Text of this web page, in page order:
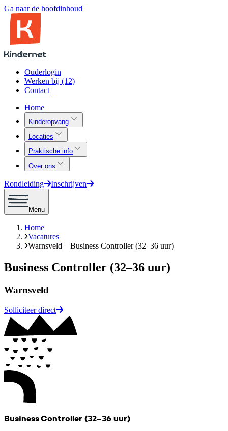
Ga naar de hoofdinhoud
Ouderlogin
Werken bij (12)
Contact
Home
Kinderopvang
Locaties
Praktische info
Over ons
Rondleiding Inschrijven
Menu
Home
Vacatures
Warnsveld – Business Controller (32–36 uur)
Business Controller (32–36 uur)
Warnsveld
Solliciteer direct
Business Controller (32–36 uur)